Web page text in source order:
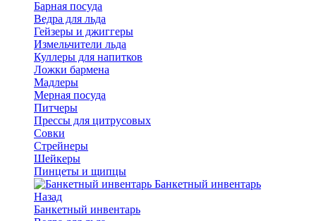
Барная посуда
Ведра для льда
Гейзеры и джиггеры
Измельчители льда
Куллеры для напитков
Ложки бармена
Мадлеры
Мерная посуда
Питчеры
Прессы для цитрусовых
Совки
Стрейнеры
Шейкеры
Пинцеты и щипцы
Банкетный инвентарь
Назад
Банкетный инвентарь